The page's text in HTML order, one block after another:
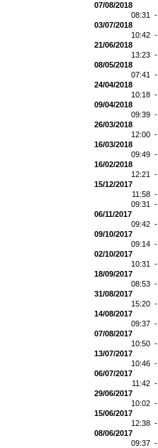
07/08/2018
08:31 -
03/07/2018
10:42 -
21/06/2018
13:23 -
08/05/2018
07:41 -
24/04/2018
10:18 -
09/04/2018
09:39 -
26/03/2018
12:00 -
16/03/2018
09:49 -
16/02/2018
12:21 -
15/12/2017
11:58 -
09:31 -
06/11/2017
09:42 -
09/10/2017
09:14 -
02/10/2017
10:31 -
18/09/2017
08:53 -
31/08/2017
15:20 -
14/08/2017
09:37 -
07/08/2017
10:50 -
13/07/2017
10:46 -
06/07/2017
11:42 -
29/06/2017
10:02 -
15/06/2017
12:38 -
08/06/2017
09:37 -